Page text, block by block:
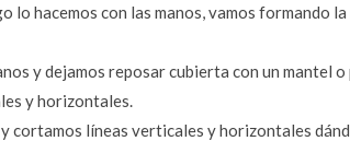
lo hacemos con las manos, vamos formando
y dejamos reposar cubierta con un mantel
y horizontales.
cortamos líneas verticales y horizontales